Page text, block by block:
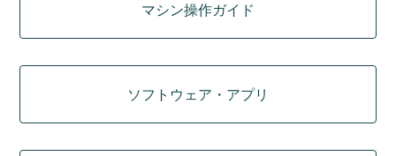
マシン操作ガイド
ソフトウェア・アプリ